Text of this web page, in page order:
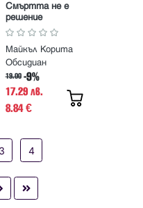
Смъртта не е
решение
Майкъл Корита
Обсидиан
19.00 -9%
17.29 лв.
8.84€
3 4